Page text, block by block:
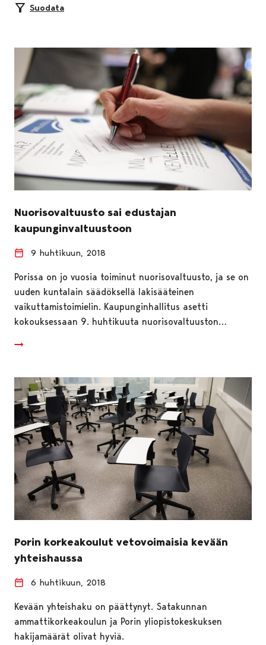
Suodata
Nuorisovaltuusto sai edustajan
kaupunginvaltuustoon
9 huhtikuun, 2018
Porissa on jo vuosia toiminut nuorisovaltuusto, ja se on
uuden kuntalain säädöksellä lakisääteinen
vaikuttamistoimielin. Kaupunginhallitus asetti
kokouksessaan 9. huhtikuuta nuorisovaltuuston…
Porin korkeakoulut vetovoimaisia kevään
yhteishaussa
6 huhtikuun, 2018
Kevään yhteishaku on päättynyt. Satakunnan
ammattikorkeakoulun ja Porin yliopistokeskuksen
hakijamäärät olivat hyviä.